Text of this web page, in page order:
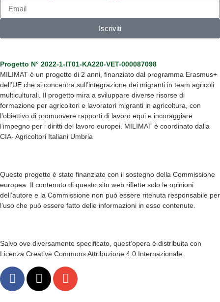
Iscriviti
Progetto N° 2022-1-IT01-KA220-VET-000087098
MILIMAT è un progetto di 2 anni, finanziato dal programma Erasmus+
dell’UE che si concentra sull’integrazione dei migranti in team agricoli
multiculturali. Il progetto mira a sviluppare diverse risorse di
formazione per agricoltori e lavoratori migranti in agricoltura, con
l’obiettivo di promuovere rapporti di lavoro equi e incoraggiare
l’impegno per i diritti del lavoro europei. MILIMAT è coordinato dalla
CIA- Agricoltori Italiani Umbria
Questo progetto è stato finanziato con il sostegno della Commissione
europea. Il contenuto di questo sito web riflette solo le opinioni
dell’autore e la Commissione non può essere ritenuta responsabile per
l’uso che può essere fatto delle informazioni in esso contenute.
Salvo ove diversamente specificato, quest’opera è distribuita con
Licenza Creative Commons Attribuzione 4.0 Internazionale.